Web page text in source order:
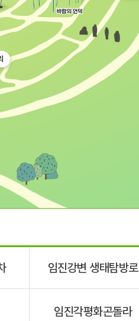
임진강변 생태탐방로
임진각평화곤돌라